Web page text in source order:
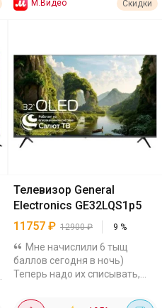
М.Видео Скидки
Телевизор General
Electronics GE32LQS1p5
11757 ₽ 12900₽ 9 %
Мне начислили 6 тыщ
баллов сегодня в ночь)
Теперь надо их списывать,
телевизор на скидке, с